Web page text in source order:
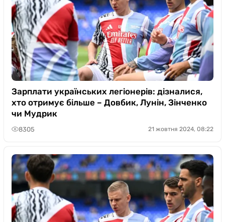
Зарплати українських легіонерів: дізналися,
хто отримує більше – Довбик, Лунін, Зінченко
чи Мудрик
8305 21 жовтня 2024, 08:22